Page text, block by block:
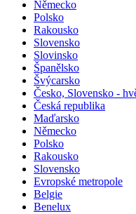
Německo
Polsko
Rakousko
Slovensko
Slovinsko
Španělsko
Švýcarsko
Česko, Slovensko -
Česká republika
Maďarsko
Německo
Polsko
Rakousko
Slovensko
Evropské metropole
Belgie
Benelux